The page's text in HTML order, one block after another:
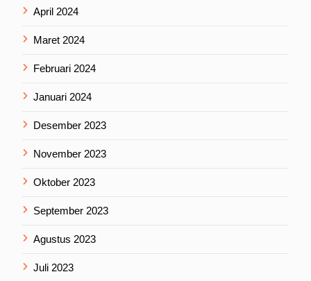
April 2024
Maret 2024
Februari 2024
Januari 2024
Desember 2023
November 2023
Oktober 2023
September 2023
Agustus 2023
Juli 2023